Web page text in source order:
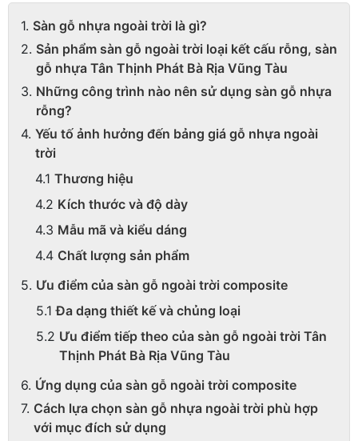
Sàn gỗ nhựa ngoài trời là gì?
Sản phẩm sàn gỗ ngoài trời loại kết cấu rỗng, sàn
gỗ nhựa Tân Thịnh Phát Bà Rịa Vũng Tàu
Những công trình nào nên sử dụng sàn gỗ nhựa
rỗng?
Yếu tố ảnh hưởng đến bảng giá gỗ nhựa ngoài
trời
Thương hiệu
Kích thước và độ dày
Mẫu mã và kiểu dáng
Chất lượng sản phẩm
Ưu điểm của sàn gỗ ngoài trời composite
Đa dạng thiết kế và chủng loại
Ưu điểm tiếp theo của sàn gỗ ngoài trời Tân
Thịnh Phát Bà Rịa Vũng Tàu
Ứng dụng của sàn gỗ ngoài trời composite
Cách lựa chọn sàn gỗ nhựa ngoài trời phù hợp
với mục đích sử dụng